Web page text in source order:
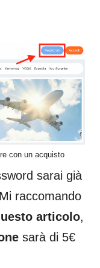
con un acquisto
sarai già
raccomando
articolo,
sarà di 5€